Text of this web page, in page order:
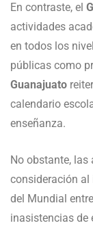
En contraste, el
actividades
en todos los
públicas como
Guanajuato
calendario
enseñanza.
No obstante, las
consideración al
del Mundial
inasistencias de